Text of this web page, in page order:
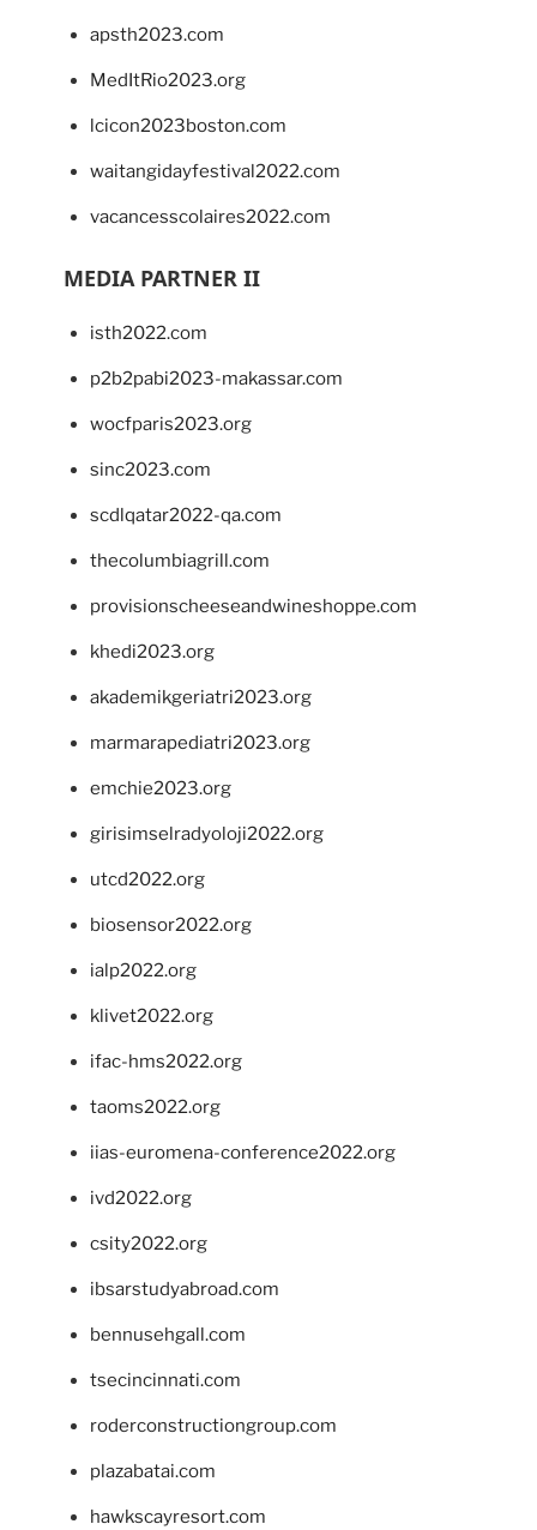
apsth2023.com
MedItRio2023.org
lcicon2023boston.com
waitangidayfestival2022.com
vacancesscolaires2022.com
MEDIA PARTNER II
isth2022.com
p2b2pabi2023-makassar.com
wocfparis2023.org
sinc2023.com
scdlqatar2022-qa.com
thecolumbiagrill.com
provisionscheeseandwineshoppe.com
khedi2023.org
akademikgeriatri2023.org
marmarapediatri2023.org
emchie2023.org
girisimselradyoloji2022.org
utcd2022.org
biosensor2022.org
ialp2022.org
klivet2022.org
ifac-hms2022.org
taoms2022.org
iias-euromena-conference2022.org
ivd2022.org
csity2022.org
ibsarstudyabroad.com
bennusehgall.com
tsecincinnati.com
roderconstructiongroup.com
plazabatai.com
hawkscayresort.com